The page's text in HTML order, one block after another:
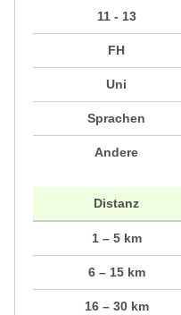
11 - 13
FH
Uni
Sprachen
Andere
Distanz
1 – 5 km
6 – 15 km
16 – 30 km